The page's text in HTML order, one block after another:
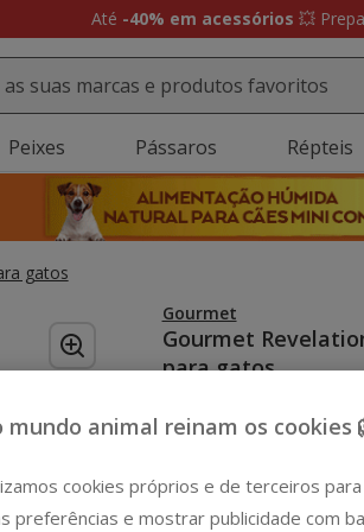
Até -40% em acessórios 💥
Peixes Pássaros Répteis
gatos
Gourmet
Gourmet
para gatos
4 terrinas x 57
4 terrinas x 57 g
mundo animal reinam os cookies
cookies próprios e de terceiros
preferências e mostrar publicidade com